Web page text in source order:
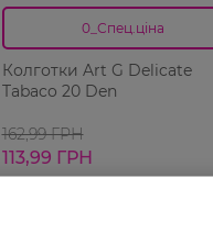
0_Спец.ціна
Колготки Art G Delicate
Tabaco 20 Den
162,99 ГРН
113,99 ГРН